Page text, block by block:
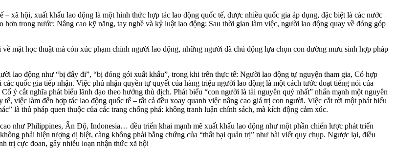
xã hội, xuất khẩu lao động là một hình thức hợp tác lao động quốc tế, được nhiều quốc gia áp dụng, đặc biệt là các nước
hơn trong nước; Nâng cao kỹ năng, tay nghề và kỷ luật lao động; Sau thời gian làm việc, người lao động quay về đóng góp
mặt học thuật mà còn xúc phạm chính người lao động, những người đã chủ động lựa chọn con đường mưu sinh hợp pháp
lao động như “bị đẩy đi”, “bị đóng gói xuất khẩu”, trong khi trên thực tế: Người lao động tự nguyện tham gia, Có hợp
quốc gia tiếp nhận. Việc phủ nhận quyền tự quyết của hàng triệu người lao động là một cách tước đoạt tiếng nói của
ý cắt nghĩa phát biểu lãnh đạo theo hướng thù địch. Phát biểu “con người là tài nguyên quý nhất” nhấn mạnh một nguyên
việc làm đến hợp tác lao động quốc tế – tất cả đều xoay quanh việc nâng cao giá trị con người. Việc cắt rời một phát biểu
là thủ pháp quen thuộc của các trang chống phá: không tranh luận chính sách, mà kích động cảm xúc.
như Philippines, Ấn Độ, Indonesia… đều triển khai mạnh mẽ xuất khẩu lao động như một phần chiến lược phát triển
phải hiện tượng dị biệt, càng không phải bằng chứng của “thất bại quản trị” như bài viết quy chụp. Ngược lại, điều
trị cực đoan, gây nhiễu loạn nhận thức xã hội